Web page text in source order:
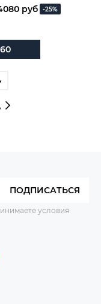
руб -25%
ПОДПИСАТЬСЯ
условия